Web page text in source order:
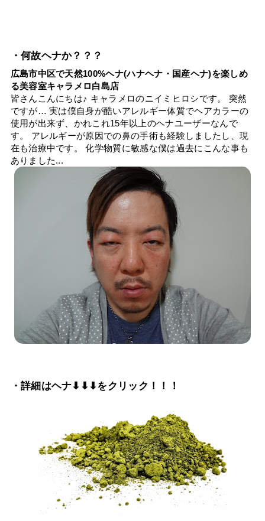
・何故ヘナか？？？
広島市中区で天然100%ヘナ(ハナヘナ・国産ヘナ)を楽しめ
る美容室キャラメロ白島店
皆さんこんにちは♪ キャラメロのニイミヒロシです。 突然
ですが… 実は僕自身が酷いアレルギー体質でヘアカラーの
使用が出来ず、かれこれ15年以上のヘナユーザーなんで
す。 アレルギーが原因での鼻の手術も経験しましたし、現
在も治療中です。 化学物質に敏感な僕は過去にこんな事も
ありました...
・詳細はヘナ⬇⬇⬇をクリック！！！